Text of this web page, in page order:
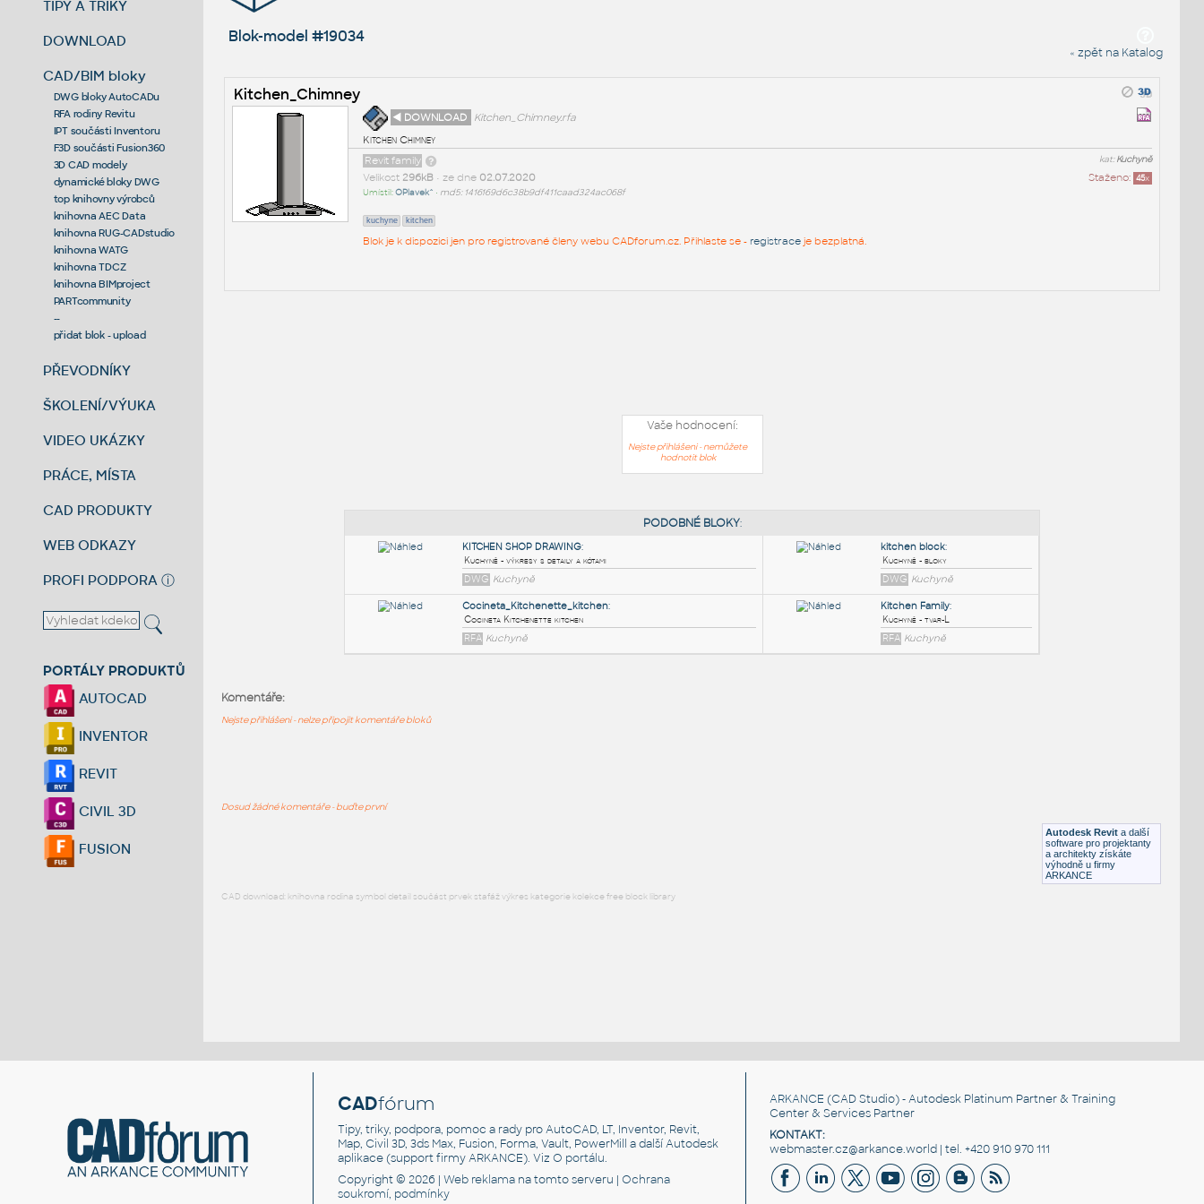
TIPY A TRIKY
DOWNLOAD
CAD/BIM bloky
DWG bloky AutoCADu
RFA rodiny Revitu
IPT součásti Inventoru
F3D součásti Fusion360
3D CAD modely
dynamické bloky DWG
top knihovny výrobců
knihovna AEC Data
knihovna RUG-CADstudio
knihovna WATG
knihovna TDCZ
knihovna BIMproject
PARTcommunity
--
přidat blok - upload
PŘEVODNÍKY
ŠKOLENÍ/VÝUKA
VIDEO UKÁZKY
PRÁCE, MÍSTA
CAD PRODUKTY
WEB ODKAZY
PROFI PODPORA ⓘ
PORTÁLY PRODUKTŮ
AUTOCAD
INVENTOR
REVIT
CIVIL 3D
FUSION
Blok-model #19034
« zpět na Katalog
Kitchen_Chimney
◄ DOWNLOAD
Kitchen_Chimney.rfa
Kitchen Chimney
kat:Kuchyně
Revit family
Staženo: 45x
Velikost 296kB• ze dne 02.07.2020
Umístil:OPlavek^ • md5: 1416169d6c38b9df411caad324ac068f
kuchyne kitchen
Blok je k dispozici jen pro registrované členy webu CADforum.cz. Přihlaste se - registraceje bezplatná.
Vaše hodnocení:
Nejste přihlášeni - nemůžete
hodnotit blok
RFA Kuchyně
Autodesk Revit a další
software pro projektanty
a architekty získáte
výhodně u firmy
ARKANCE
Komentáře:
Nejste přihlášeni - nelze připojit komentáře bloků
Dosud žádné komentáře - buďte první
CAD download: knihovna rodina symbol detail součást prvek stafáž výkres kategorie kolekce free block library
CADfórum
Tipy, triky, podpora, pomoc a rady pro AutoCAD, LT, Inventor, Revit,
Map, Civil 3D, 3ds Max, Fusion, Forma, Vault, PowerMill a další Autodesk
aplikace (support firmy ARKANCE). VizO portálu.
Copyright © 2026 |Web reklama na tomto serveru |Ochrana
soukromí, podmínky
ARKANCE (CAD Studio) - Autodesk Platinum Partner & Training
Center & Services Partner
KONTAKT:
webmaster.cz@arkance.world | tel. +420 910 970 111